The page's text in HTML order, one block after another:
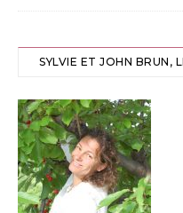
SYLVIE ET JOHN BRUN,